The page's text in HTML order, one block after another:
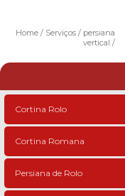
Home Serviços
persiana
vertical
Cortina Rolo
Cortina Romana
Persiana de Rolo